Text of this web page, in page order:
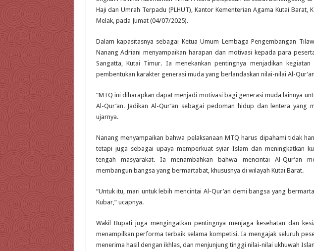
Haji dan Umrah Terpadu (PLHUT), Kantor Kementerian Agama Kutai Barat,
Melak, pada Jumat (04/07/2025).
Dalam kapasitasnya sebagai Ketua Umum Lembaga Pengembangan
Nanang Adriani menyampaikan harapan dan motivasi kepada para
Sangatta, Kutai Timur. Ia menekankan pentingnya menjadikan
pembentukan karakter generasi muda yang berlandaskan nilai-nilai Al-
“MTQ ini diharapkan dapat menjadi motivasi bagi generasi muda lainnya
Al-Qur’an. Jadikan Al-Qur’an sebagai pedoman hidup dan lentera yang
ujarnya.
Nanang menyampaikan bahwa pelaksanaan MTQ harus dipahami tidak
tetapi juga sebagai upaya memperkuat syiar Islam dan meningkatkan
tengah masyarakat. Ia menambahkan bahwa mencintai Al-Qur’an
membangun bangsa yang bermartabat, khususnya di wilayah Kutai Barat.
“Untuk itu, mari untuk lebih mencintai Al-Qur’an demi bangsa yang
Kubar,” ucapnya.
Wakil Bupati juga mengingatkan pentingnya menjaga kesehatan dan
menampilkan performa terbaik selama kompetisi. Ia mengajak seluruh
menerima hasil dengan ikhlas, dan menjunjung tinggi nilai-nilai ukhuwah